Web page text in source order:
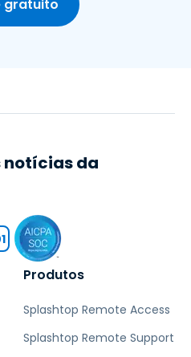
gratuito
Produtos
Splashtop Remote Access
Splashtop Remote Support
notícias da